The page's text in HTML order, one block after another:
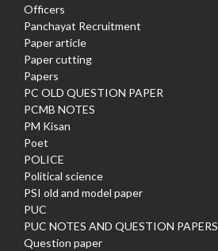
Officers
Panchayat Recruitment
Paper article
Paper cutting
Papers
PC OLD QUESTION PAPER
PCMB NOTES
PM Kisan
Poet
POLICE
Political science
PSI old and model paper
PUC
PUC NOTES AND QUESTION PAPERS
Question paper